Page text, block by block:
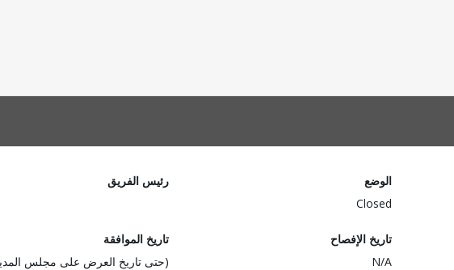
الوضع
Closed
رئيس الفريق
تاريخ الإفصاح
N/A
تاريخ الموافقة
(حتى تاريخ العرض على مجلس